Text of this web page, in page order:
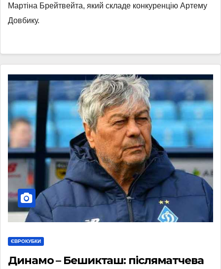
Мартіна Брейтвейта, який складе конкуренцію Артему
Довбику.
ЄВРОКУБКИ
Динамо – Бешикташ: післяматчева